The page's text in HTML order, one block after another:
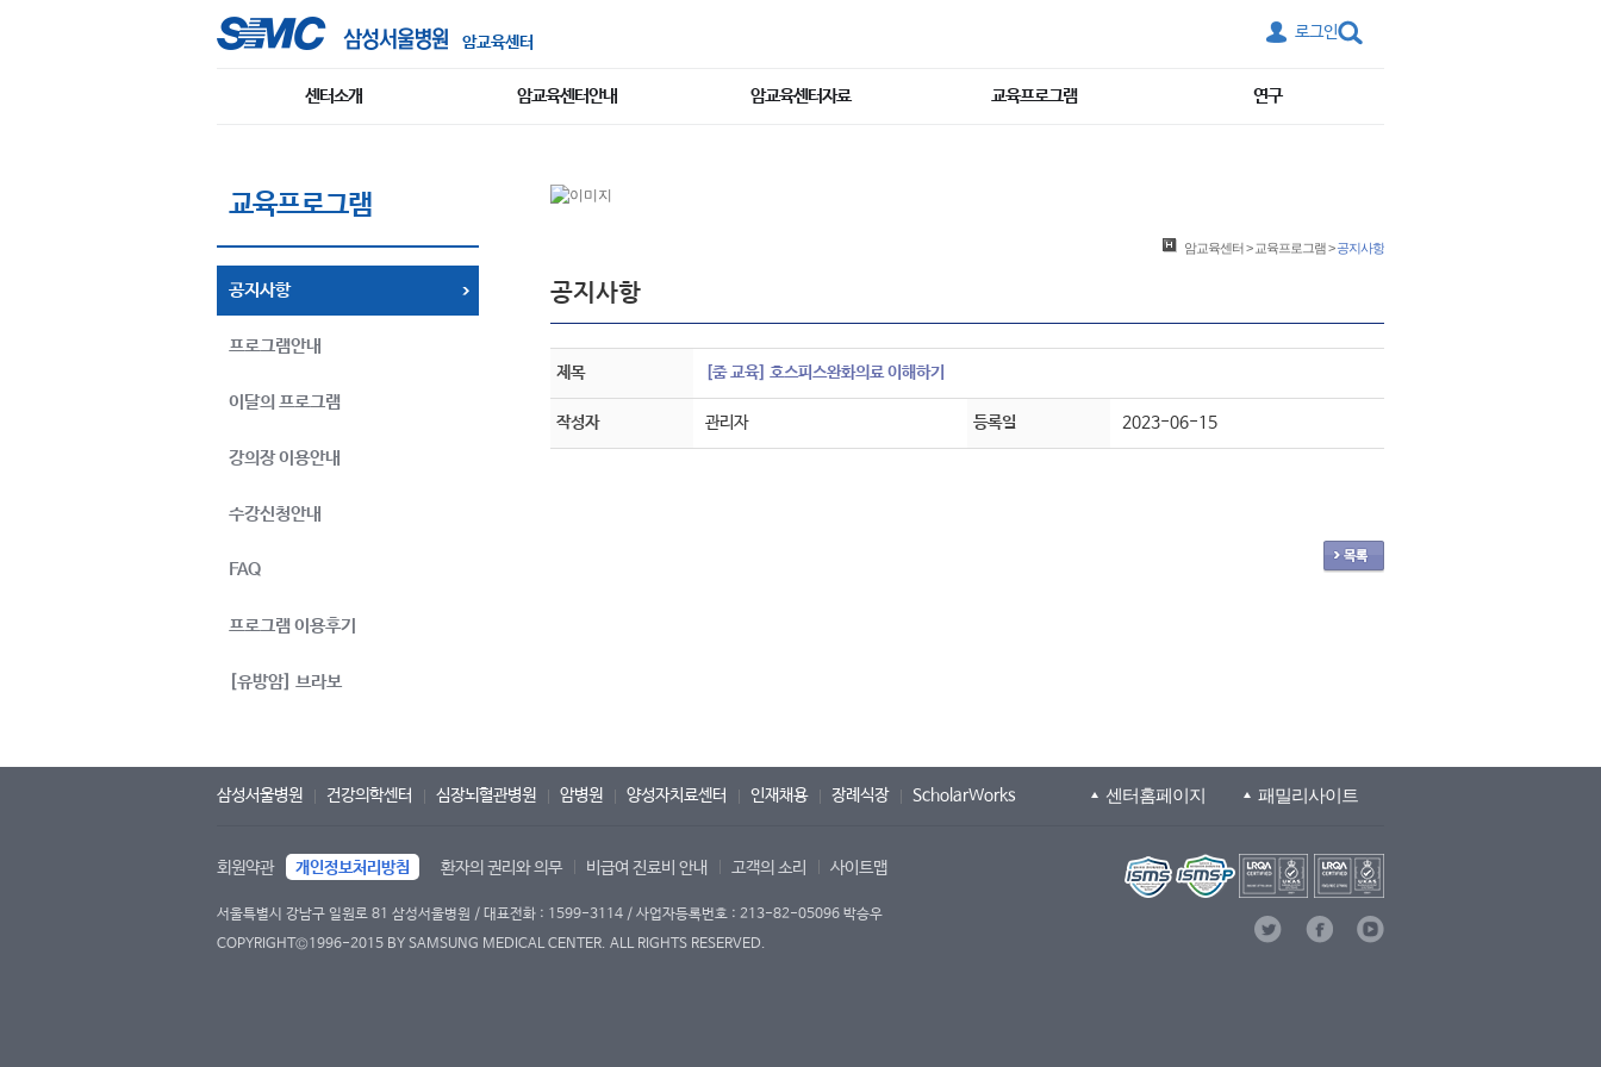
암교육센터
로그인
센터소개 암교육센터안내 암교육센터자료 교육프로그램 연구
교육프로그램
공지사항
프로그램안내
이달의 프로그램
강의장 이용안내
수강신청안내
FAQ
프로그램 이용후기
[유방암] 브라보
암교육센터> 교육프로그램>공지사항
공지사항
제목 [줌 교육] 호스피스완화의료 이해하기
작성자 관리자 등록일 2023-06-15
삼성서울병원 건강의학센터 심장뇌혈관병원 암병원 양성자치료센터 인재채용 장례식장 ScholarWorks 센터홈페이지 패밀리사이트
회원약관 개인정보처리방침 환자의 권리와 의무 비급여 진료비 안내 고객의 소리 사이트맵
서울특별시 강남구 일원로 81 삼성서울병원 / 대표전화 : 1599-3114 / 사업자등록번호 : 213-82-05096 박승우
COPYRIGHT©1996-2015 BY SAMSUNG MEDICAL CENTER. ALL RIGHTS RESERVED.